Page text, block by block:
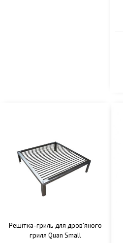
Решітка-гриль для дров'яного
гриля Quan Small